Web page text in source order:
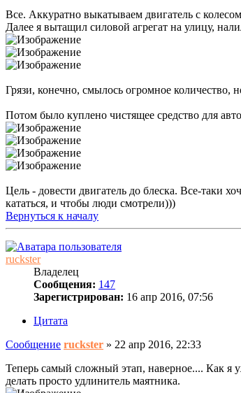
Все. Аккуратно выкатываем двигатель с
Далее я вытащил силовой агрегат на улицу,
Грязи, конечно, смылось огромное количество,
Потом было куплено чистящее средство для
Цель - довести двигатель до блеска. Все-таки
кататься, и чтобы люди смотрели)))
Вернуться к началу
ruckster
Владелец
Сообщения: 147
Зарегистрирован: 16 апр 2016, 07:56
Цитата
Сообщение ruckster » 22 апр 2016, 22:33
Теперь самый сложный этап, наверное.... Как я
делать просто удлинитель маятника.